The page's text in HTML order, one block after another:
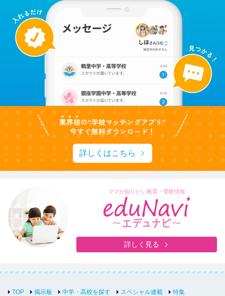
詳しくはこちら
ママが知りたい教育・受験情報
詳しく見る
TOP 掲示板 中学・高校を探す スペシャル連載 特集